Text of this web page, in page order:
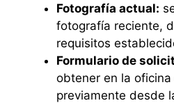
Fotografía actual:
fotografía reciente,
requisitos
Formulario de
obtener en la
previamente desde